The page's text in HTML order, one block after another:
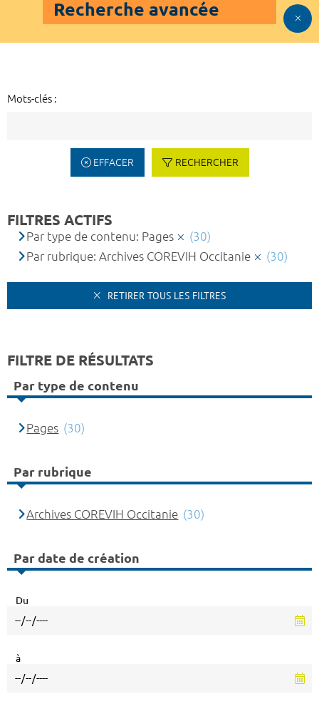
Recherche avancée
Mots-clés :
EFFACER RECHERCHER
FILTRES ACTIFS
Par type de contenu: Pages
(30)
Par rubrique: Archives COREVIH Occitanie
(30)
RETIRER TOUS LES FILTRES
FILTRE DE RÉSULTATS
Par type de contenu
Pages (30)
Par rubrique
Archives COREVIH Occitanie (30)
Par date de création
Du
à